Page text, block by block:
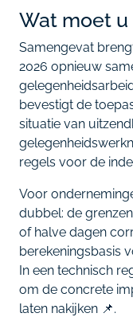
Wat moet
Samengevat
2026 opnieuw
bevestigt de
situatie van
regels voor de
Voor
dubbel: de
of halve dagen
berekeningsbasis
In een technisch
om de concrete
laten nakijken 📌.